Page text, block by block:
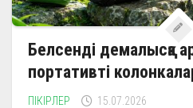
Белсенді демалысқа
портативті
ПІКІРЛЕР 15.07.2026